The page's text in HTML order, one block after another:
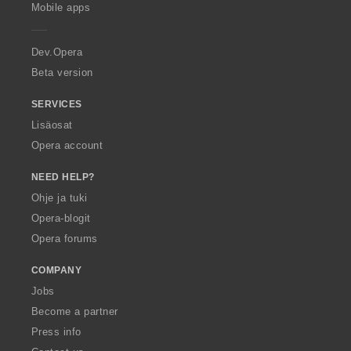
a
Mobile apps
Dev.Opera
Beta version
SERVICES
Lisäosat
Opera account
NEED HELP?
Ohje ja tuki
Opera-blogit
Opera forums
COMPANY
Jobs
Become a partner
Press info